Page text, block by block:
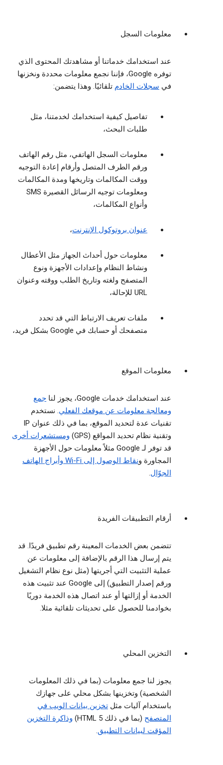
معلومات السجل
عند استخدامك خدماتنا أو مشاهدتك المحتوى الذي
توفره Google، فإننا نجمع معلومات محددة ونخزنها
في سجلات الخادم تلقائيًا. وهذا يتضمن:
تفاصيل كيفية استخدامك لخدمتنا، مثل
طلبات البحث،
معلومات السجل الهاتفي، مثل رقم الهاتف
ورقم الطرف المتصل وأرقام إعادة التوجيه
ووقت المكالمات وتاريخها ومدة المكالمات
ومعلومات توجيه الرسائل القصيرة SMS
وأنواع المكالمات،
عنوان بروتوكول الإنترنت،
معلومات حول أحداث الجهاز مثل الأعطال
ونشاط النظام وإعدادات الأجهزة ونوع
المتصفح ولغته وتاريخ الطلب ووقته وعنوان
URL للإحالة،
ملفات تعريف الارتباط التي قد تحدد
متصفحك أو حسابك في Google بشكل فريد،
معلومات الموقع
عند استخدامك خدمات Google، يجوز لنا
جمع
ومعالجة معلومات عن موقعك الفعلي. نستخدم
تقنيات عدة لتحديد الموقع، بما في ذلك عنوان IP
وتقنية نظام تحديد المواقع (GPS)
ومستشعرات أخرى
قد توفر لـ Google مثلاً معلومات حول الأجهزة
المجاورة و
نقاط الوصول إلى Wi-Fi وأبراج الهاتف
الجوّال.
أرقام التطبيقات الفريدة
تتضمن بعض الخدمات المعينة رقم تطبيق فريدًا. قد
يتم إرسال هذا الرقم بالإضافة إلى معلومات عن
عملية التثبيت التي أجريتها (مثل نوع نظام التشغيل
ورقم إصدار التطبيق) إلى Google عند تثبيت هذه
الخدمة أو إزالتها أو عند اتصال هذه الخدمة دوريًا
بخوادمنا للحصول على تحديثات تلقائية مثلا.
التخزين المحلي
يجوز لنا جمع معلومات (بما في ذلك المعلومات
الشخصية) وتخزينها بشكل محلي على جهازك
باستخدام آليات مثل تخزين بيانات الويب في
المتصفح (بما في ذلك HTML 5)
وذاكرة التخزين
المؤقت لبيانات التطبيق.